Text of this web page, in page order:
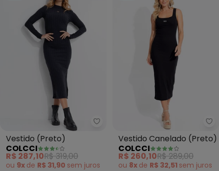
Colcci - Vestido (Preto)
Vestido (Preto)
COLCCI
R$ 287,10R$ 319,00
ou 9x de R$ 31,90 sem juros
Vestido Canelado (Preto)
COLCCI
R$ 260,10R$ 289,00
ou 8x de R$ 32,51 sem juros